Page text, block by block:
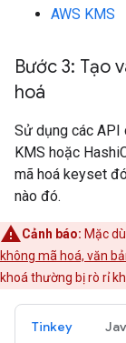
AWS KMS
Bước 3: Tạo
hoá
Sử dụng các API
KMS hoặc
mã hoá keyset
nào đó.
Cảnh báo: Mặc
không mã hoá, văn
khoá thường bị rò rỉ
Tinkey